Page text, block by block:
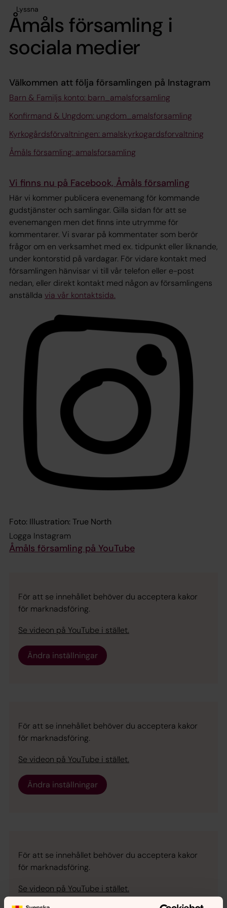
Lyssna
Åmåls församling i
sociala medier
Välkommen att följa församlingen på Instagram
Barn & Familjs konto: barn_amalsforsamling
Konfirmand & Ungdom: ungdom_amalsforsamling
Kyrkogårdsförvaltningen: amalskyrkogardsforvaltning
Åmåls församling: amalsforsamling
Vi finns nu på Facebook, Åmåls församling
Här vi kommer publicera evenemang för kommande
gudstjänster och samlingar. Gilla sidan för att se
evenemangen men det finns inte utrymme för
kommentarer. Vi svarar på kommentater som berör
frågor om en verksamhet med ex. tidpunkt eller liknande,
under kontorstid på vardagar. För vidare kontakt med
församlingen hänvisar vi till vår telefon eller e-post
nedan, eller direkt kontakt med någon av församlingens
anställda via vår kontaktsida.
Foto: Illustration: True North
Logga Instagram
Åmåls församling på YouTube
För att se innehållet behöver du acceptera kakor
för marknadsföring.
Se videon på YouTube i stället.
Ändra inställningar
För att se innehållet behöver du acceptera kakor
för marknadsföring.
Se videon på YouTube i stället.
Ändra inställningar
För att se innehållet behöver du acceptera kakor
för marknadsföring.
Se videon på YouTube i stället.